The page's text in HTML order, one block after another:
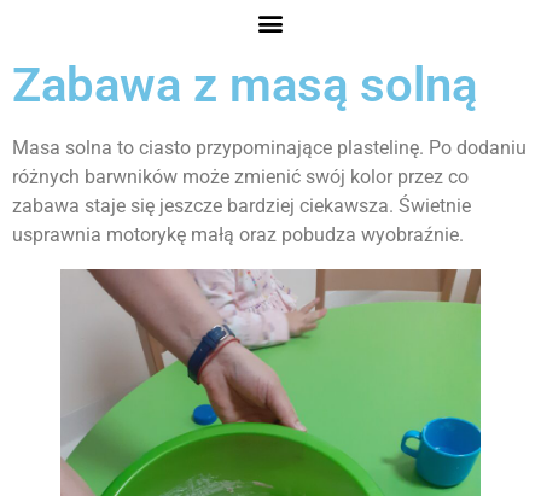
Zabawa z masą solną
Masa solna to ciasto przypominające plastelinę. Po dodaniu
różnych barwników może zmienić swój kolor przez co
zabawa staje się jeszcze bardziej ciekawsza. Świetnie
usprawnia motorykę małą oraz pobudza wyobraźnie.